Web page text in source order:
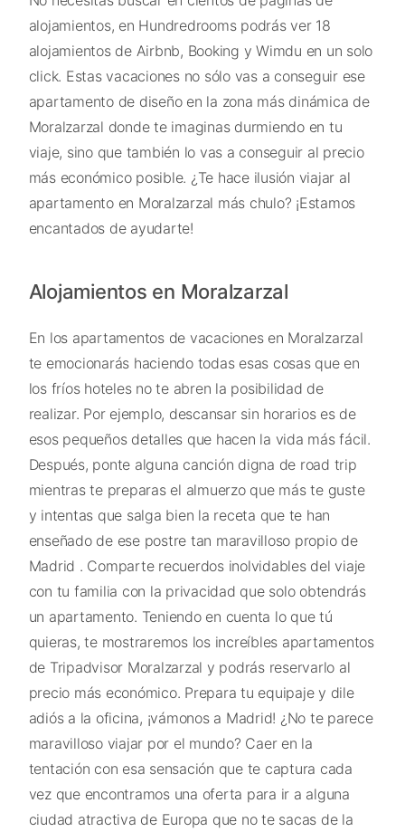
alojamientos, en Hundredrooms podrás ver 18
alojamientos de Airbnb, Booking y Wimdu en un solo
click. Estas vacaciones no sólo vas a conseguir ese
apartamento de diseño en la zona más dinámica de
Moralzarzal donde te imaginas durmiendo en tu
viaje, sino que también lo vas a conseguir al precio
más económico posible. ¿Te hace ilusión viajar al
apartamento en Moralzarzal más chulo? ¡Estamos
encantados de ayudarte!
Alojamientos en Moralzarzal
En los apartamentos de vacaciones en Moralzarzal
te emocionarás haciendo todas esas cosas que en
los fríos hoteles no te abren la posibilidad de
realizar. Por ejemplo, descansar sin horarios es de
esos pequeños detalles que hacen la vida más fácil.
Después, ponte alguna canción digna de road trip
mientras te preparas el almuerzo que más te guste
y intentas que salga bien la receta que te han
enseñado de ese postre tan maravilloso propio de
Madrid . Comparte recuerdos inolvidables del viaje
con tu familia con la privacidad que solo obtendrás
un apartamento. Teniendo en cuenta lo que tú
quieras, te mostraremos los increíbles apartamentos
de Tripadvisor Moralzarzal y podrás reservarlo al
precio más económico. Prepara tu equipaje y dile
adiós a la oficina, ¡vámonos a Madrid! ¿No te parece
maravilloso viajar por el mundo? Caer en la
tentación con esa sensación que te captura cada
vez que encontramos una oferta para ir a alguna
ciudad atractiva de Europa que no te sacas de la